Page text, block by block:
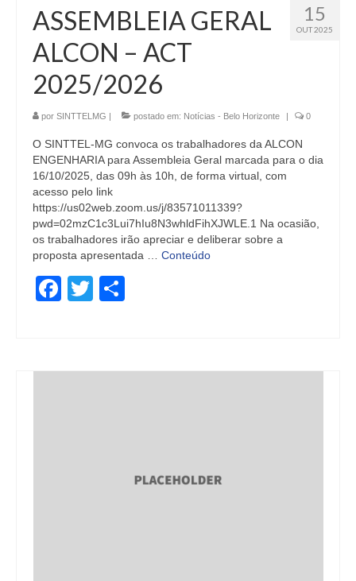
15
OUT 2025
ASSEMBLEIA GERAL
ALCON – ACT
2025/2026
por SINTTELMG | postado em: Notícias - Belo Horizonte | 0
O SINTTEL-MG convoca os trabalhadores da ALCON
ENGENHARIA para Assembleia Geral marcada para o dia
16/10/2025, das 09h às 10h, de forma virtual, com
acesso pelo link
https://us02web.zoom.us/j/83571011339?
pwd=02mzC1c3Lui7hIu8N3whldFihXJWLE.1 Na ocasião,
os trabalhadores irão apreciar e deliberar sobre a
proposta apresentada … Conteúdo
Facebook
Twitter